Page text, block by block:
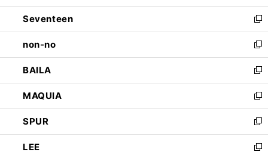
開
く
ウ
で
開
く
ン
ド
ウ
で
開
く
Seventeen
新
し
い
ウ
ィ
ン
ド
ウ
で
開
く
non-no
新
し
い
ウ
ィ
ン
ド
ウ
で
BAILA
新
し
い
ウ
ィ
ン
ド
MAQUIA
新
し
い
ウ
ィ
SPUR
新
し
い
LEE
新